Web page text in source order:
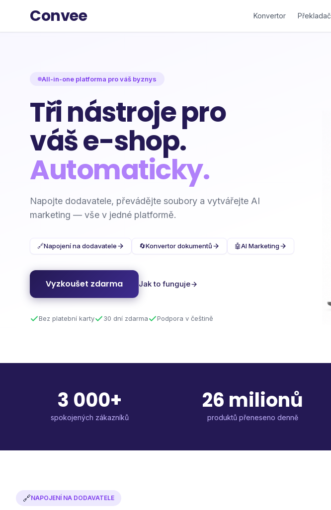
Convee Konvertor Překladač
All-in-one platforma pro váš byznys
Tři nástroje pro
váš e-shop.
Automaticky.
Napojte dodavatele, převádějte soubory a vytvářejte AI
marketing — vše v jedné platformě.
🔗Napojení na dodavatele 🔄Konvertor dokumentů 🤖AI Marketing
Vyzkoušet zdarma Jak to funguje
Bez platební karty 30 dní zdarma Podpora v češtině
3 000+
spokojených zákazníků
26 milionů
produktů přeneseno denně
🔗NAPOJENÍ NA DODAVATELE